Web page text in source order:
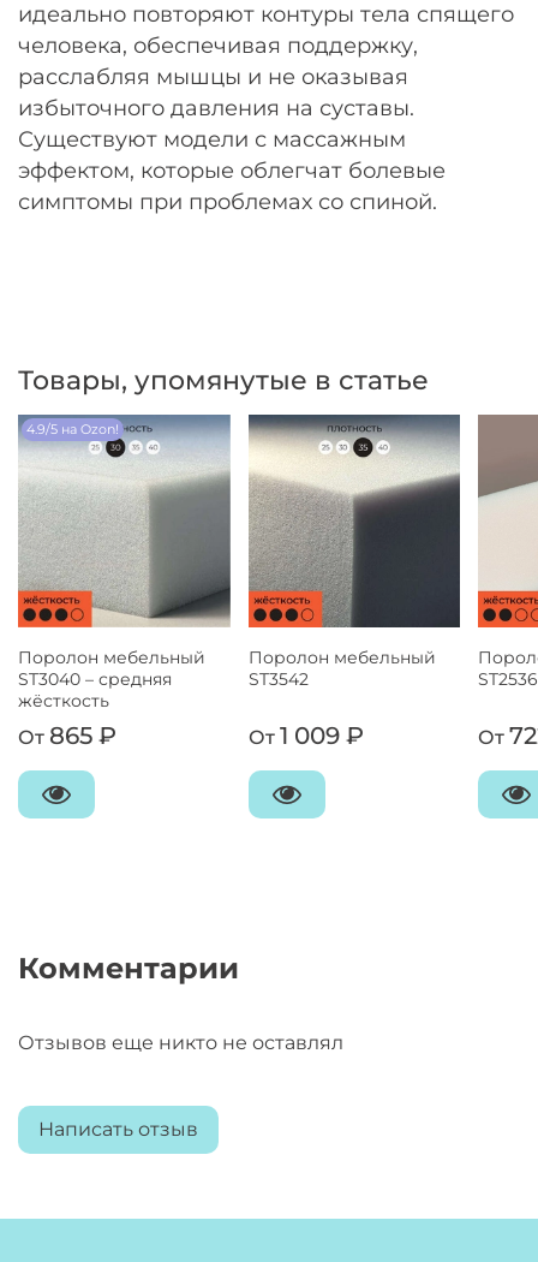
идеально повторяют контуры тела спящего
человека, обеспечивая поддержку,
расслабляя мышцы и не оказывая
избыточного давления на суставы.
Существуют модели с массажным
эффектом, которые облегчат болевые
симптомы при проблемах со спиной.
Товары, упомянутые в статье
4.9/5 на Ozon!
Поролон мебельный
ST3040 – средняя
жёсткость
От 865 ₽
Поролон мебельный
ST3542
От 1 009 ₽
ST2536
От
Комментарии
Отзывов еще никто не оставлял
Написать отзыв